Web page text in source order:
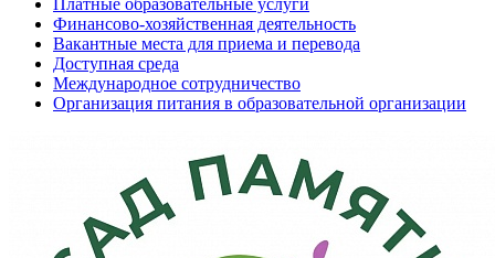
Платные образовательные услуги
Финансово-хозяйственная деятельность
Вакантные места для приема и перевода
Доступная среда
Международное сотрудничество
Организация питания в образовательной организации